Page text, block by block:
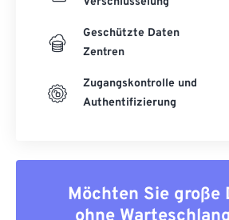
Geschützte Daten
Zentren
Zugangskontrolle und
Authentifizierung
Möchten Sie große